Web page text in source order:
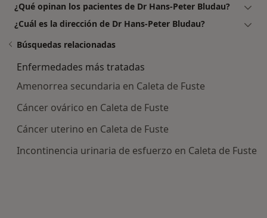
¿Qué opinan los pacientes de Dr Hans-Peter Bludau?
¿Cuál es la dirección de Dr Hans-Peter Bludau?
Búsquedas relacionadas
Enfermedades más tratadas
Amenorrea secundaria en Caleta de Fuste
Cáncer ovárico en Caleta de Fuste
Cáncer uterino en Caleta de Fuste
Incontinencia urinaria de esfuerzo en Caleta de Fuste